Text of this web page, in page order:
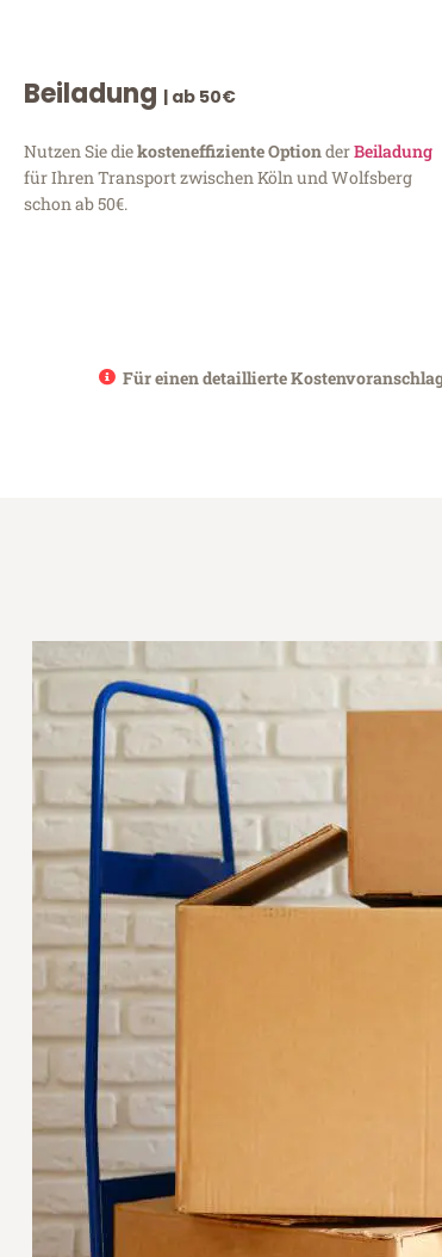
Beiladung | ab 50€
Nutzen Sie diekosteneffiziente OptionderBeiladung
für Ihren Transport zwischen Köln und Wolfsberg
schon ab 50€.
Für einen detaillierte